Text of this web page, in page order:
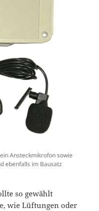
Ansteckmikrofon sowie
ebenfalls im Bausatz
so gewählt
wie Lüftungen oder